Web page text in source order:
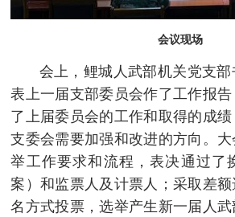
会议现场
会上，鲤城人武部机关党支
表上一届支部委员会作了工作报
了上届委员会的工作和取得的成
支委会需要加强和改进的方向。
举工作要求和流程，表决通过了
案）和监票人及计票人；采取差
名方式投票，选举产生新一届人